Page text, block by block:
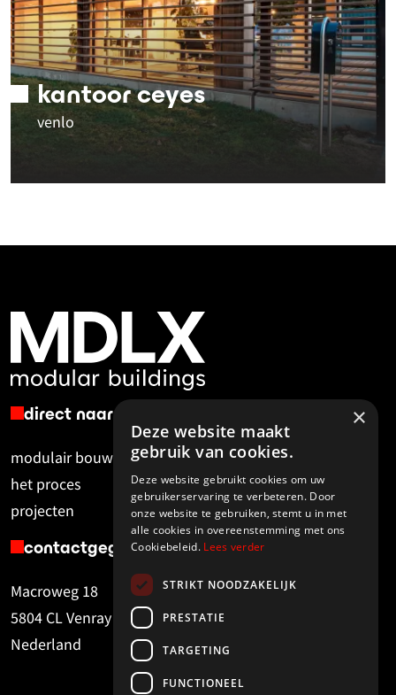
kantoor ceyes
venlo
direct naar
modulair bouwen
r&d
het proces
over MDLX
projecten
contact
contactgegevens
Macroweg 18
5804 CL Venray
Nederland
info@mdlx.nl
×
Deze website maakt
gebruik van cookies.
Deze website gebruikt cookies om uw
gebruikerservaring te verbeteren. Door
onze website te gebruiken, stemt u in met
alle cookies in overeenstemming met ons
Cookiebeleid. Lees verder
STRIKT NOODZAKELIJK
PRESTATIE
TARGETING
FUNCTIONEEL